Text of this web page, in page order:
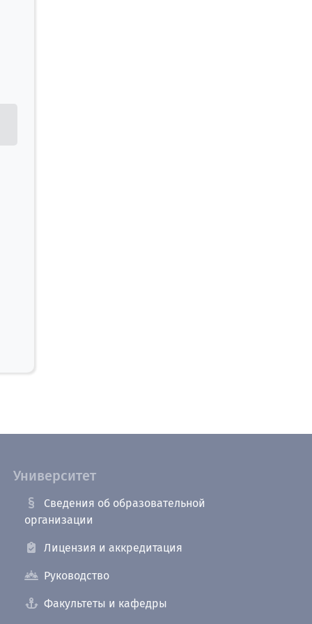
Университет
Сведения об образовательной
организации
Лицензия и аккредитация
Руководство
Факультеты и кафедры